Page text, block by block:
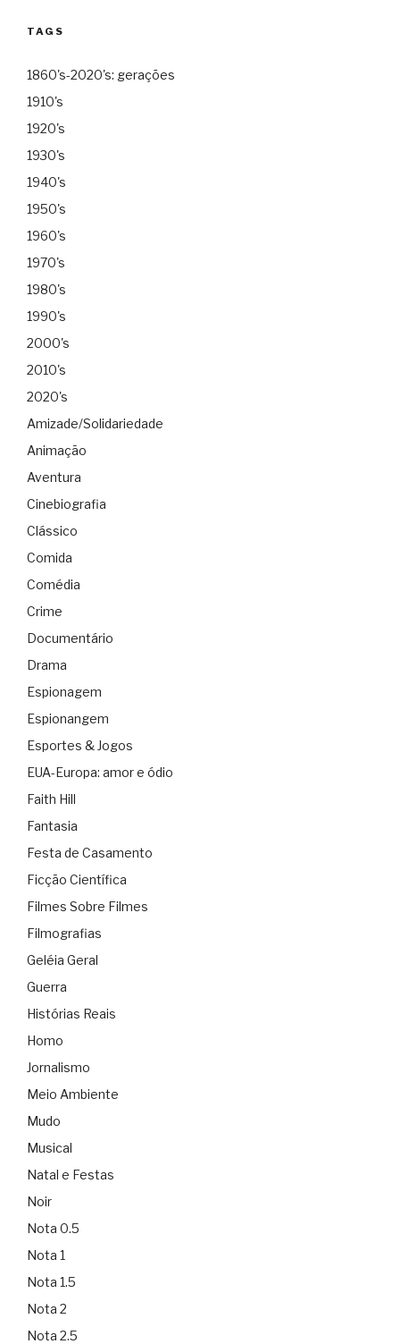
TAGS
1860's-2020's: gerações
1910's
1920's
1930's
1940's
1950's
1960's
1970's
1980's
1990's
2000's
2010's
2020's
Amizade/Solidariedade
Animação
Aventura
Cinebiografia
Clássico
Comida
Comédia
Crime
Documentário
Drama
Espionagem
Espionangem
Esportes & Jogos
EUA-Europa: amor e ódio
Faith Hill
Fantasia
Festa de Casamento
Ficção Científica
Filmes Sobre Filmes
Filmografias
Geléia Geral
Guerra
Histórias Reais
Homo
Jornalismo
Meio Ambiente
Mudo
Musical
Natal e Festas
Noir
Nota 0.5
Nota 1
Nota 1.5
Nota 2
Nota 2.5